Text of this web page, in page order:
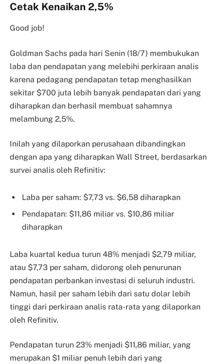
Cetak Kenaikan 2,5%
Good job!
Goldman Sachs pada hari Senin (18/7) membukukan
laba dan pendapatan yang melebihi perkiraan analis
karena pedagang pendapatan tetap menghasilkan
sekitar $700 juta lebih banyak pendapatan dari yang
diharapkan dan berhasil membuat sahamnya
melambung 2,5%.
Inilah yang dilaporkan perusahaan dibandingkan
dengan apa yang diharapkan Wall Street, berdasarkan
survei analis oleh Refinitiv:
Laba per saham: $7,73 vs. $6,58 diharapkan
Pendapatan: $11,86 miliar vs. $10,86 miliar
diharapkan
Laba kuartal kedua turun 48% menjadi $2,79 miliar,
atau $7,73 per saham, didorong oleh penurunan
pendapatan perbankan investasi di seluruh industri.
Namun, hasil per saham lebih dari satu dolar lebih
tinggi dari perkiraan analis rata-rata yang dilaporkan
oleh Refinitiv.
Pendapatan turun 23% menjadi $11,86 miliar, yang
merupakan $1 miliar penuh lebih dari yang